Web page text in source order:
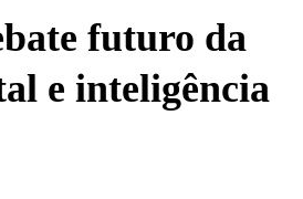
futuro da
e inteligência